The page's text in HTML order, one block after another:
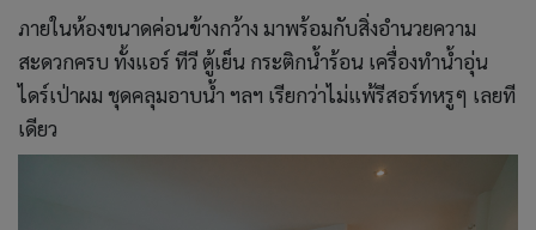
ภายในห้องขนาดค่อนข้างกว้าง มาพร้อมกับสิ่งอำนวยความ
สะดวกครบ ทั้งแอร์ ทีวี ตู้เย็น กระติกน้ำร้อน เครื่องทำน้ำอุ่น
ไดร์เป่าผม ชุดคลุมอาบน้ำ ฯลฯ เรียกว่าไม่แพ้รีสอร์ทหรูๆ เลยที
เดียว